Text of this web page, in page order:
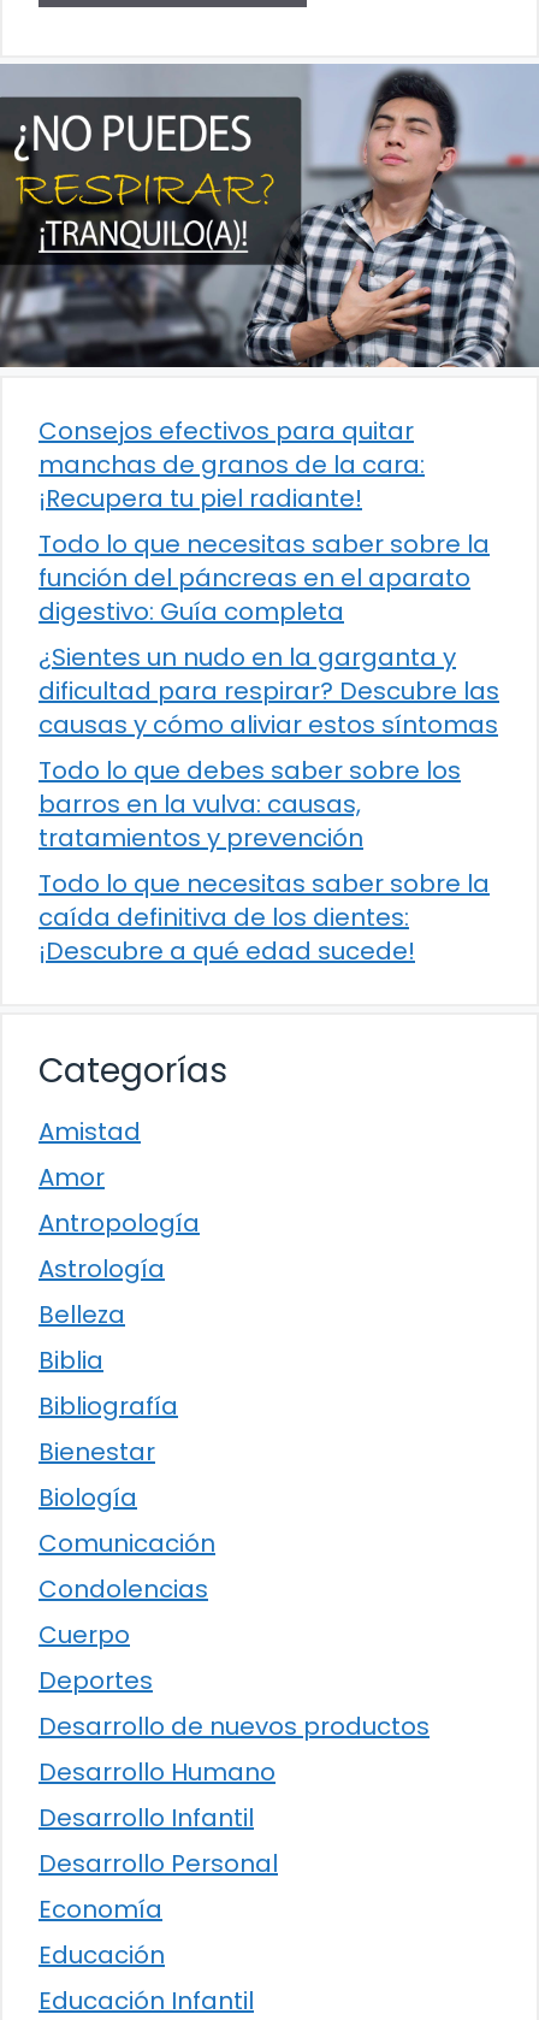
Consejos efectivos para quitar
manchas de granos de la cara:
¡Recupera tu piel radiante!
Todo lo que necesitas saber sobre la
función del páncreas en el aparato
digestivo: Guía completa
¿Sientes un nudo en la garganta y
dificultad para respirar? Descubre las
causas y cómo aliviar estos síntomas
Todo lo que debes saber sobre los
barros en la vulva: causas,
tratamientos y prevención
Todo lo que necesitas saber sobre la
caída definitiva de los dientes:
¡Descubre a qué edad sucede!
Categorías
Amistad
Amor
Antropología
Astrología
Belleza
Biblia
Bibliografía
Bienestar
Biología
Comunicación
Condolencias
Cuerpo
Deportes
Desarrollo de nuevos productos
Desarrollo Humano
Desarrollo Infantil
Desarrollo Personal
Economía
Educación
Educación Infantil